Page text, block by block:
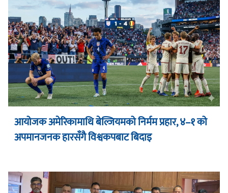
आयोजक अमेरिकामाथि बेल्जियमको निर्मम प्रहार, ४–१ को
अपमानजनक हारसँगै विश्वकपबाट बिदाइ